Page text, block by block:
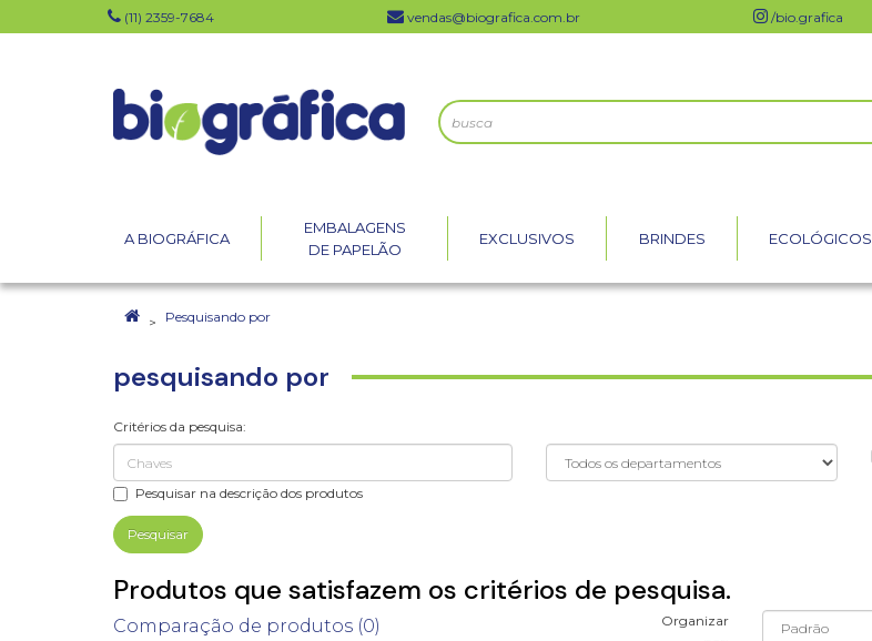
(11) 2359-7684 vendas@biografica.com.br /bio.grafica
A BIOGRÁFICA
EMBALAGENS
DE PAPELÃO
EXCLUSIVOS BRINDES ECOLÓGICOS
Pesquisando por
pesquisando por
Critérios da pesquisa:
Pesquisar na descrição dos produtos
Produtos que satisfazem os critérios de pesquisa.
Comparação de produtos (0)
Organizar